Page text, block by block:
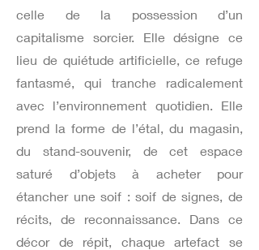
celle de la possession d’un
capitalisme sorcier. Elle désigne ce
lieu de quiétude artificielle, ce refuge
fantasmé, qui tranche radicalement
avec l’environnement quotidien. Elle
prend la forme de l’étal, du magasin,
du stand-souvenir, de cet espace
saturé d’objets à acheter pour
étancher une soif : soif de signes, de
récits, de reconnaissance. Dans ce
décor de répit, chaque artefact se